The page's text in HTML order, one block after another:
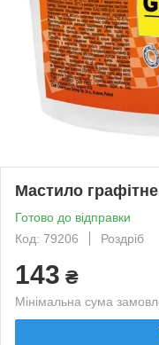
Мастило
Готово до відправки
Код: 79206
Роздріб
143 ₴
Мінімальна сума